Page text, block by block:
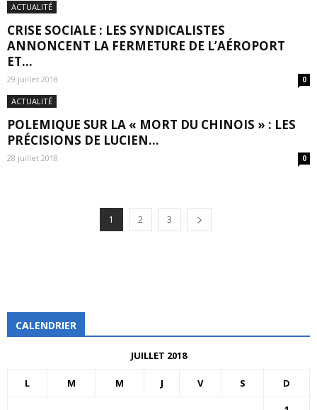
ACTUALITÉ
CRISE SOCIALE : LES SYNDICALISTES
ANNONCENT LA FERMETURE DE L’AÉROPORT
ET...
29 juillet 2018 0
ACTUALITÉ
POLEMIQUE SUR LA « MORT DU CHINOIS » : LES
PRÉCISIONS DE LUCIEN...
28 juillet 2018 0
1 2 3
CALENDRIER
JUILLET 2018
L M M J V S D